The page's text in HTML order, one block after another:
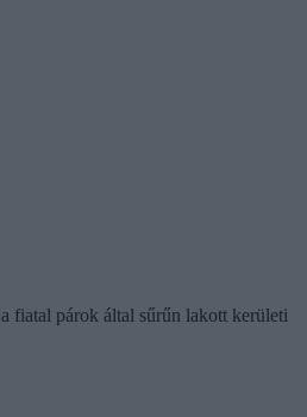
fiatal párok által sűrűn lakott kerületi